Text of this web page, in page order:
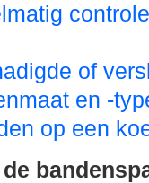
of
en -
op een